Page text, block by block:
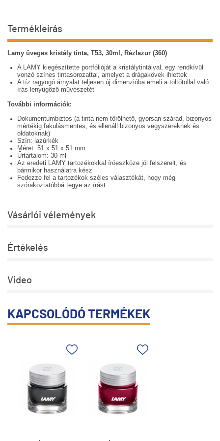
Termékleírás
Lamy üveges kristály tinta, T53, 30ml, Rézlazur (360)
A LAMY kiegészítette portfólióját a kristálytintáival, egy rendkívül
vonzó színes tintasorozattal, amelyet a drágakövek ihlettek
A tíz ragyogó árnyalat teljesen új dimenzióba emeli a töltőtollal való
írás lenyűgöző művészetét
További információk:
Dokumentumbiztos (a tinta nem törölhető, gyorsan szárad, bizonyos
mértékig fakulásmentes, és ellenáll bizonyos vegyszereknek és
oldatoknak)
Szín: lazúrkék
Méret: 51 x 51 x 51 mm
Űrtartalom: 30 ml
Az eredeti LAMY tartozékokkal íróeszköze jól felszerelt, és
bármikor használatra kész
Fedezze fel a tartozékok széles választékát, hogy még
szórakoztatóbbá tegye az írást
Vásárlói vélemények
Értékelés
Video
KAPCSOLÓDÓ TERMÉKEK